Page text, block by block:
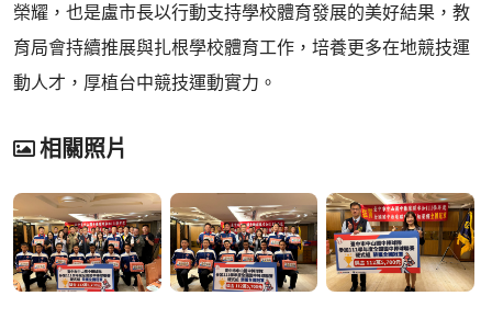
榮耀，也是盧市長以行動支持學校體育發展的美好結果，教
育局會持續推展與扎根學校體育工作，培養更多在地競技運
動人才，厚植台中競技運動實力。
相關照片